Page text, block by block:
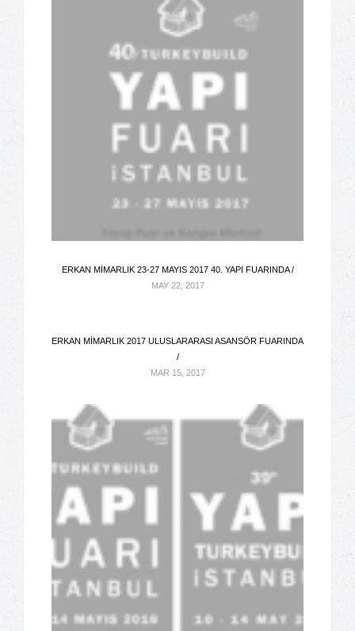
ERKAN MIMARLIK 23-27 MAYIS 2017 40. YAPI FUARINDA /
MAY 22, 2017
ERKAN MIMARLIK 2017 ULUSLARARASI ASANSÖR FUARINDA
/
MAR 15, 2017